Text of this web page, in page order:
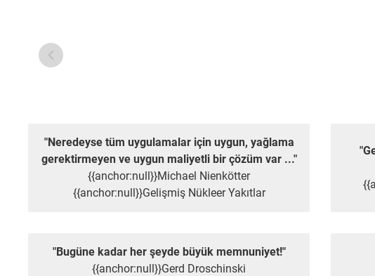
"Neredeyse tüm uygulamalar için uygun, yağlama
gerektirmeyen ve uygun maliyetli bir çözüm var ..."
{{anchor:null}}Michael Nienkötter
{{anchor:null}}Gelişmiş Nükleer Yakıtlar
"Bugüne kadar her şeyde büyük memnuniyet!"
{{anchor:null}}Gerd Droschinski